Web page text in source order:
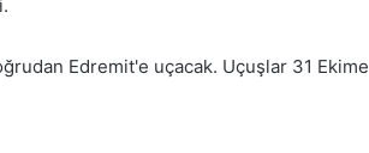
Edremit'e uçacak. Uçuşlar 31 Ekime